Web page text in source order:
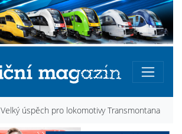
Velký úspěch pro lokomotivy Transmontana